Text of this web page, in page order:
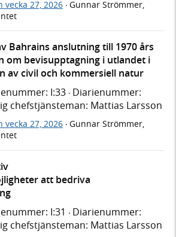
vecka 27, 2026 · Gunnar Strömmer,
Bahrains anslutning till 1970 års
om bevisupptagning i utlandet i
av civil och kommersiell natur
I:33 · Diarienummer:
chefstjänsteman: Mattias Larsson
vecka 27, 2026 · Gunnar Strömmer,
att bedriva
I:31 · Diarienummer:
chefstjänsteman: Mattias Larsson